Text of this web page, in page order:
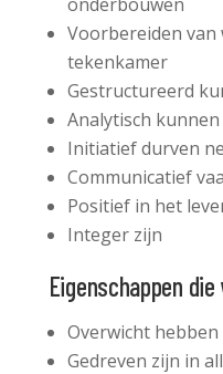
Voorbereiden van
tekenkamer
Gestructureerd
Analytisch
Initiatief durven
Communicatief
Positief in het
Integer zijn
Eigenschappen
Overwicht hebben
Gedreven zijn in